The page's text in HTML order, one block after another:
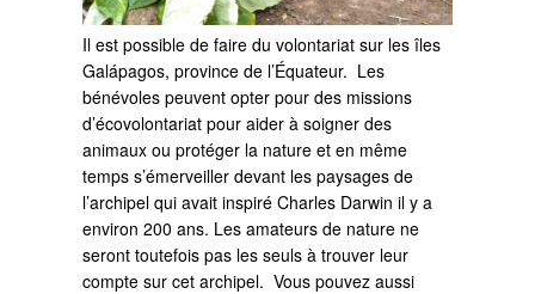
Il est possible de faire du volontariat sur les îles
Galápagos, province de l’Équateur. Les
bénévoles peuvent opter pour des missions
d’écovolontariat pour aider à soigner des
animaux ou protéger la nature et en même
temps s’émerveiller devant les paysages de
l’archipel qui avait inspiré Charles Darwin il y a
environ 200 ans. Les amateurs de nature ne
seront toutefois pas les seuls à trouver leur
compte sur cet archipel. Vous pouvez aussi